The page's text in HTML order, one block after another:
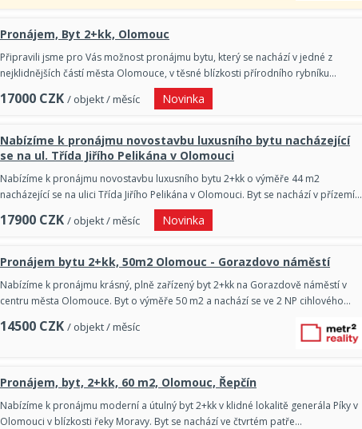
Pronájem, Byt 2+kk, Olomouc
Připravili jsme pro Vás možnost pronájmu bytu, který se nachází v jedné z
nejklidnějších částí města Olomouce, v těsné blízkosti přírodního rybníku…
17000 CZK / objekt / měsíc Novinka
Nabízíme k pronájmu novostavbu luxusního bytu nacházející
se na ul. Třída Jiřího Pelikána v Olomouci
Nabízíme k pronájmu novostavbu luxusního bytu 2+kk o výměře 44 m2
nacházející se na ulici Třída Jiřího Pelikána v Olomouci. Byt se nachází v přízemí…
17900 CZK / objekt / měsíc Novinka
Pronájem bytu 2+kk, 50m2 Olomouc - Gorazdovo náměstí
Nabízíme k pronájmu krásný, plně zařízený byt 2+kk na Gorazdově náměstí v
centru města Olomouce. Byt o výměře 50 m2 a nachází se ve 2 NP cihlového…
14500 CZK / objekt / měsíc
Pronájem, byt, 2+kk, 60 m2, Olomouc, Řepčín
Nabízíme k pronájmu moderní a útulný byt 2+kk v klidné lokalitě generála Píky v
Olomouci v blízkosti řeky Moravy. Byt se nachází ve čtvrtém patře…